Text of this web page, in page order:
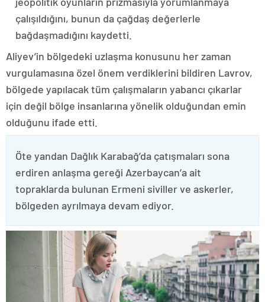
çalışıldığını, bunun da çağdaş değerlerle
bağdaşmadığını kaydetti.
Aliyev’in bölgedeki uzlaşma konusunu her zaman
vurgulamasına özel önem verdiklerini bildiren Lavrov,
bölgede yapılacak tüm çalışmaların yabancı çıkarlar
için değil bölge insanlarına yönelik olduğundan emin
olduğunu ifade etti.
Öte yandan Dağlık Karabağ’da çatışmaları sona
erdiren anlaşma gereği Azerbaycan’a ait
topraklarda bulunan Ermeni siviller ve askerler,
bölgeden ayrılmaya devam ediyor.